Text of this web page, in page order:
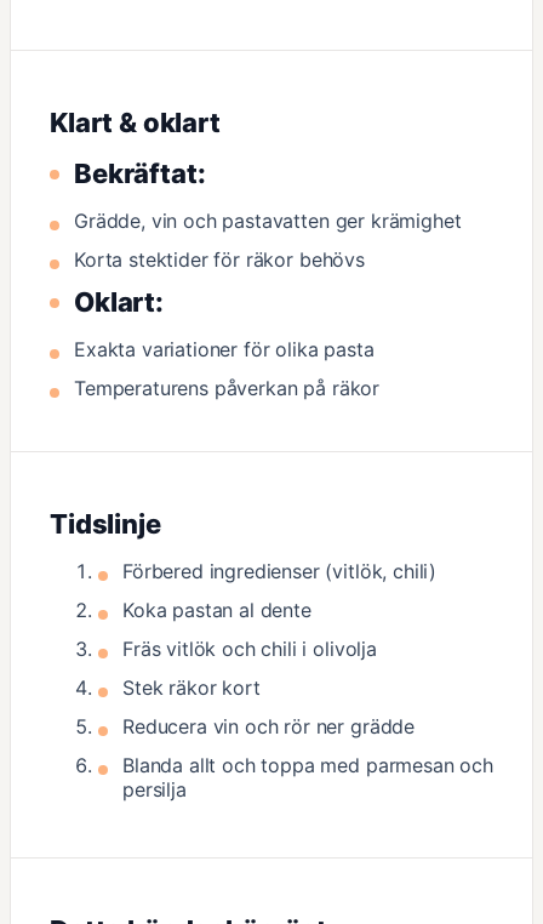
Klart & oklart
Bekräftat:
Grädde, vin och pastavatten ger krämighet
Korta stektider för räkor behövs
Oklart:
Exakta variationer för olika pasta
Temperaturens påverkan på räkor
Tidslinje
Förbered ingredienser (vitlök, chili)
Koka pastan al dente
Fräs vitlök och chili i olivolja
Stek räkor kort
Reducera vin och rör ner grädde
Blanda allt och toppa med parmesan och
persilja